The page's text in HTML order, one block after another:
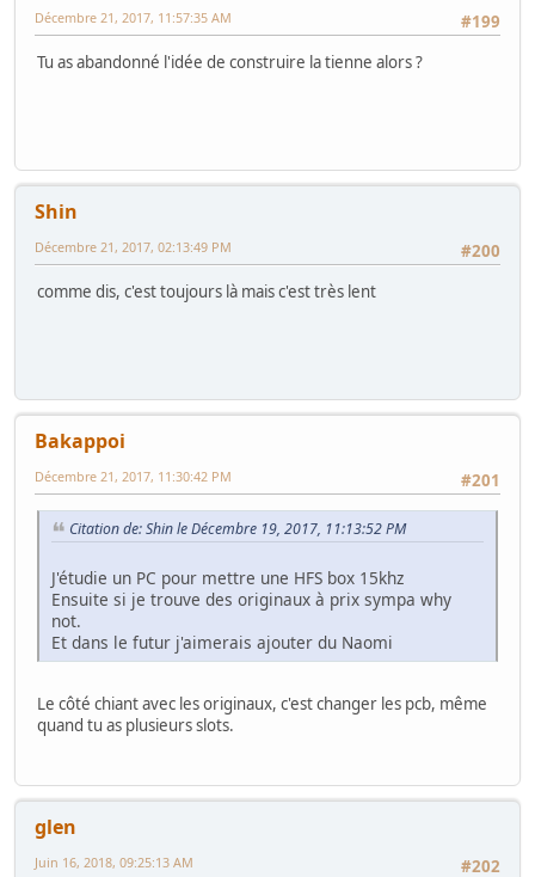
#199
Décembre 21, 2017, 11:57:35 AM
Tu as abandonné l'idée de construire la tienne alors ?
Shin
#200
Décembre 21, 2017, 02:13:49 PM
comme dis, c'est toujours là mais c'est très lent
Bakappoi
#201
Décembre 21, 2017, 11:30:42 PM
Citation de: Shin le Décembre 19, 2017, 11:13:52 PM
J'étudie un PC pour mettre une HFS box 15khz
Ensuite si je trouve des originaux à prix sympa why
not.
Et dans le futur j'aimerais ajouter du Naomi
Le côté chiant avec les originaux, c'est changer les pcb, même
quand tu as plusieurs slots.
glen
#202
Juin 16, 2018, 09:25:13 AM